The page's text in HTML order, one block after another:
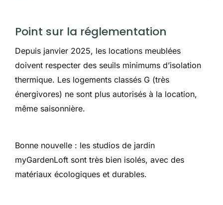
Point sur la réglementation
Depuis janvier 2025, les locations meublées
doivent respecter des seuils minimums d’isolation
thermique. Les logements classés G (très
énergivores) ne sont plus autorisés à la location,
même saisonnière.
Bonne nouvelle : les studios de jardin
myGardenLoft sont très bien isolés, avec des
matériaux écologiques et durables.